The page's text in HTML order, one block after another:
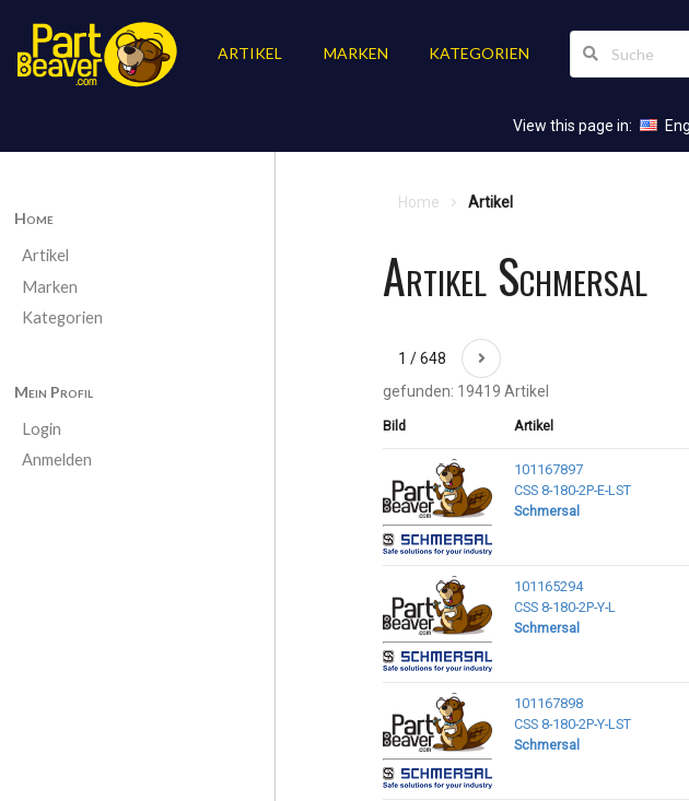
ARTIKEL MARKEN KATEGORIEN
View this page in:
Home
Artikel
Marken
Kategorien
Mein Profil
Login
Anmelden
Home Artikel
Artikel Schmersal
1 / 648
gefunden: 19419 Artikel
Bild Artikel
101167897
CSS 8-180-2P-E-LST
Schmersal
101165294
CSS 8-180-2P-Y-L
Schmersal
101167898
CSS 8-180-2P-Y-LST
Schmersal